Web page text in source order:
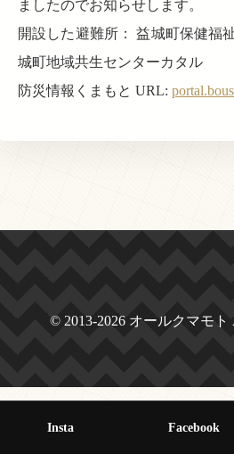
ましたのでお知らせします。
開設した避難所： 益城町保健福
城町地域共生センターカタル
防災情報くまもと URL:
© 2013-2026 オールクマモト
Insta Facebook